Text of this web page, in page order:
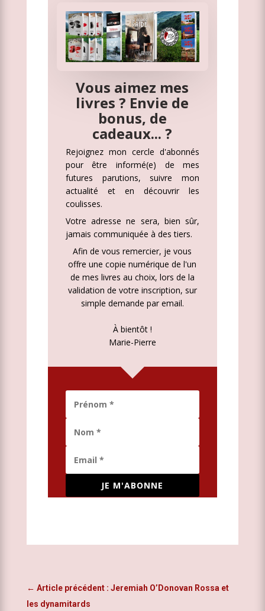
Vous aimez mes
livres ? Envie de
bonus, de
cadeaux... ?
Rejoignez mon cercle d'abonnés
pour être informé(e) de mes
futures parutions, suivre mon
actualité et en découvrir les
coulisses.
Votre adresse ne sera, bien sûr,
jamais communiquée à des tiers.
Afin de vous remercier, je vous
offre une copie numérique de l'un
de mes livres au choix, lors de la
validation de votre inscription, sur
simple demande par email.
À bientôt !
Marie-Pierre
JE M'ABONNE
← Article précédent : Jeremiah O’Donovan Rossa et
les dynamitards